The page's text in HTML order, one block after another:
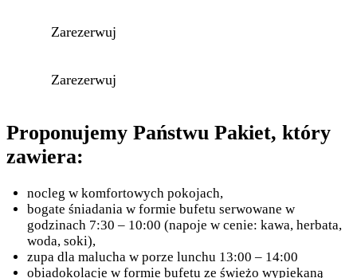
Zarezerwuj
Zarezerwuj
Proponujemy Państwu Pakiet, który
zawiera:
nocleg w komfortowych pokojach,
bogate śniadania w formie bufetu serwowane w
godzinach 7:30 – 10:00 (napoje w cenie: kawa, herbata,
woda, soki),
zupa dla malucha w porze lunchu 13:00 – 14:00
obiadokolacje w formie bufetu ze świeżo wypiekaną